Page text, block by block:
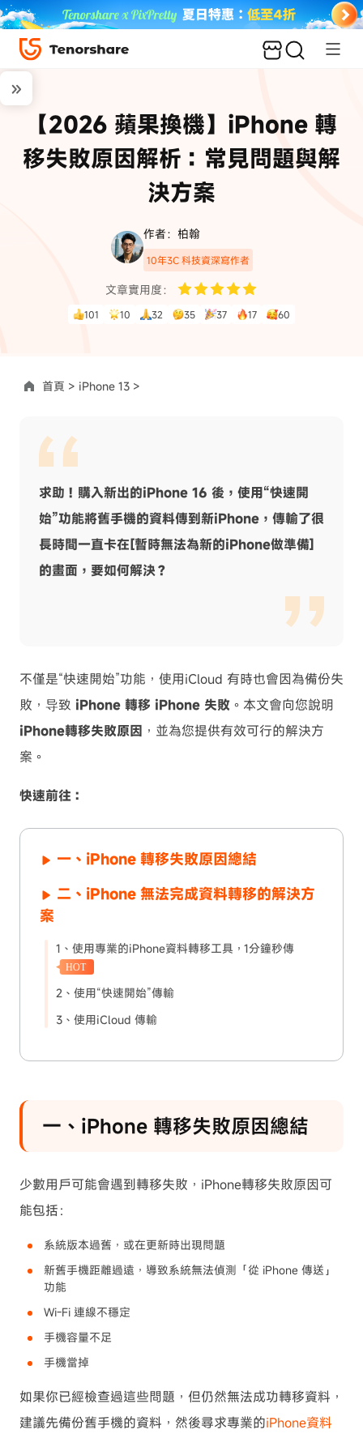
【2026 蘋果換機】iPhone 轉
移失敗原因解析：常見問題與解
決方案
作者：柏翰
10年3C 科技資深寫作者
文章實用度：
101 10 32 35 37 17 60
首頁 > iPhone 13 >
求助！購入新出的iPhone 16 後，使用“快速開
始”功能將舊手機的資料傳到新iPhone，傳輸了很
長時間一直卡在[暫時無法為新的iPhone做準備]
的畫面，要如何解決？
不僅是“快速開始”功能，使用iCloud 有時也會因為備份失
敗，导致 iPhone 轉移 iPhone 失敗 。本文會向您說明
iPhone轉移失敗原因 ，並為您提供有效可行的解決方
案。
快速前往：
一、iPhone 轉移失敗原因總結
二、iPhone 無法完成資料轉移的解決方
案
1、使用專業的iPhone資料轉移工具，1分鐘秒傳
HOT
2、使用“快速開始”傳輸
3、使用iCloud 傳輸
一、iPhone 轉移失敗原因總結
少數用戶可能會遇到轉移失敗，iPhone轉移失敗原因可
能包括：
系統版本過舊，或在更新時出現問題
新舊手機距離過遠，導致系統無法偵測「從 iPhone 傳送」
功能
Wi-Fi 連線不穩定
手機容量不足
手機當掉
如果你已經檢查過這些問題，但仍然無法成功轉移資料，
建議先備份舊手機的資料，然後尋求專業的iPhone資料